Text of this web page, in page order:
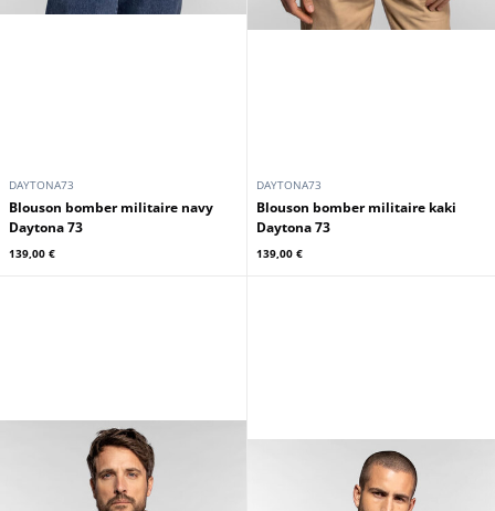
DAYTONA73
Blouson bomber militaire navy
Daytona 73
139,00 €
DAYTONA73
Blouson bomber militaire kaki
Daytona 73
139,00 €